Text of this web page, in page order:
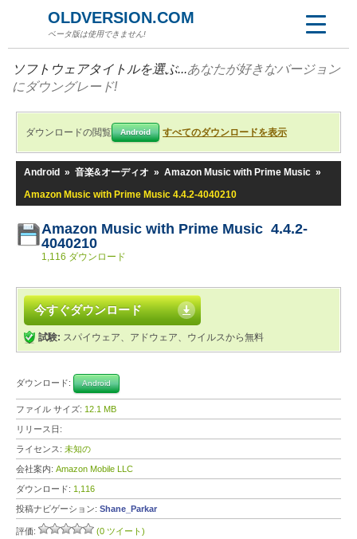
OLDVERSION.COM
ベータ版は使用できません!
ソフトウェアタイトルを選ぶ...あなたが好きなバージョン
にダウングレード!
ダウンロードの閲覧 Android すべてのダウンロードを表示
Android » 音楽&オーディオ » Amazon Music with Prime Music »
Amazon Music with Prime Music 4.4.2-4040210
Amazon Music with Prime Music 4.4.2-
4040210
1,116 ダウンロード
今すぐダウンロード
試験: スパイウェア、アドウェア、ウイルスから無料
ダウンロード: Android
ファイル サイズ: 12.1 MB
リリース日:
ライセンス: 未知の
会社案内: Amazon Mobile LLC
ダウンロード: 1,116
投稿ナビゲーション: Shane_Parkar
評価: (0 ツイート)